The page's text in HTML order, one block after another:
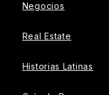
Negocios
Real Estate
Historias Latinas